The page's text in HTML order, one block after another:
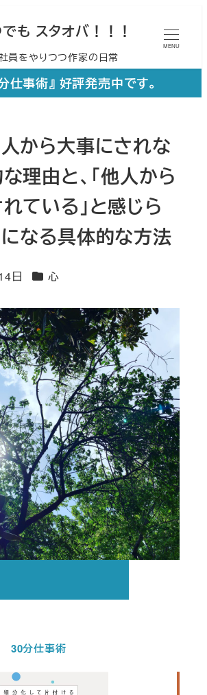
も スタオバ！！！
員をやりつつ作家の日常
MENU
仕事術』 好評発売中です。
から大事にされな
理由と、「他人から
ている」と感じら
なる具体的な方法
日 カテゴリー
心
30分仕事術